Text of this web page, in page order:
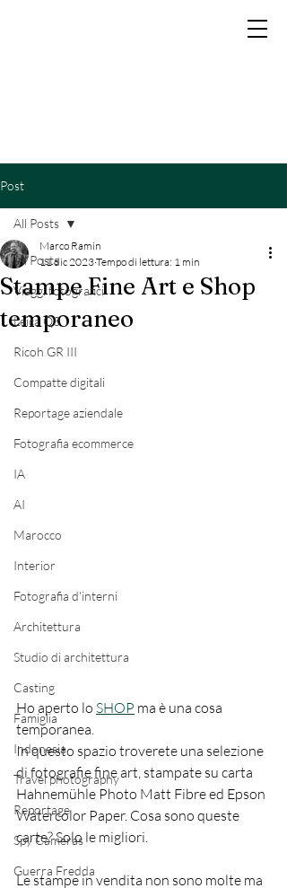
Post
All Posts
Viaggi fotografici
Leica Q3
Ricoh GR III
Compatte digitali
Reportage aziendale
Fotografia ecommerce
IA
AI
Marocco
Interior
Fotografia d'interni
Architettura
Studio di architettura
Casting
Famiglia
Indonesia
Travel photography
Reportage
Spy Cameras
Guerra Fredda
All Posts
Stampe Fine Art e Shop
temporaneo
Marco Ramin
11 dic 2023Tempo di lettura: 1 min
Ho aperto lo SHOP ma è una cosa
temporanea.
In questo spazio troverete una selezione
di fotografie fine art, stampate su carta
Hahnemühle Photo Matt Fibre ed Epson
Watercolor Paper. Cosa sono queste
carte? Solo le migliori.
Le stampe in vendita non sono molte ma